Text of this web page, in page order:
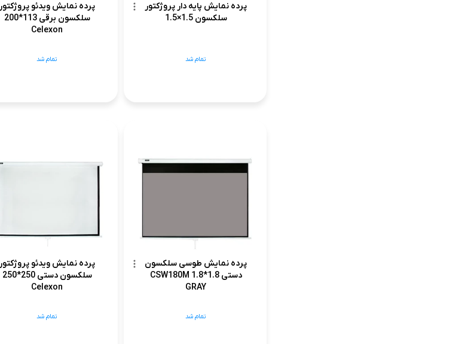
پرده نمایش پایه دار پروژکتور
سلکسون 1.5×1.5
تمام شد
پرده نمایش ویدئو پروژکتور
سلکسون برقی 113*200
Celexon
تمام شد
پرده نمایش طوسی سلکسون
دستی 1.8*1.8 CSW180M
GRAY
تمام شد
پرده نمایش ویدئو پروژکتور
سلکسون دستی 250*250
Celexon
تمام شد